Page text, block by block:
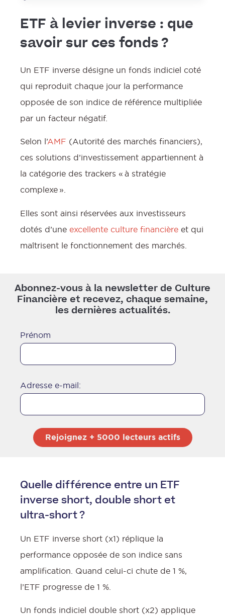
ETF à levier inverse : que
savoir sur ces fonds ?
Un ETF inverse désigne un fonds indiciel coté
qui reproduit chaque jour la performance
opposée de son indice de référence multipliée
par un facteur négatif.
Selon l’AMF (Autorité des marchés financiers),
ces solutions d’investissement appartiennent à
la catégorie des trackers « à stratégie
complexe ».
Elles sont ainsi réservées aux investisseurs
dotés d’une excellente culture financière et qui
maîtrisent le fonctionnement des marchés.
Abonnez-vous à la newsletter de Culture
Financière et recevez, chaque semaine,
les dernières actualités.
Prénom
Adresse e-mail:
Quelle différence entre un ETF
inverse short, double short et
ultra-short ?
Un ETF inverse short (x1) réplique la
performance opposée de son indice sans
amplification. Quand celui-ci chute de 1 %,
l’ETF progresse de 1 %.
Un fonds indiciel double short (x2) applique